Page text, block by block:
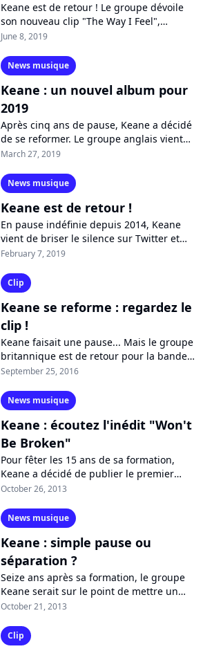
Keane est de retour ! Le groupe dévoile
son nouveau clip "The Way I Feel",
annonciateur d'un nouvel album "Cause
septembre....
June 8, 2019
News musique
Keane : un nouvel album pour
2019
Après cinq ans de pause, Keane a décidé
de se reformer. Le groupe anglais vient
de confirmer la sortie d'un nouvel album,
March 27, 2019
News musique
Keane est de retour !
En pause indéfinie depuis 2014, Keane
vient de briser le silence sur Twitter et
annonce son retour en studio. Le groupe
February 7, 2019
Clip
Keane se reforme : regardez le
clip !
Keane faisait une pause... Mais le groupe
britannique est de retour pour la bande
originale du film "Quelques minutes
September 25, 2016
News musique
Keane : écoutez l'inédit "Won't
Be Broken"
Pour fêter les 15 ans de sa formation,
Keane a décidé de publier le premier
best-of de sa carrière. Après le single
dévoile...
October 26, 2013
News musique
Keane : simple pause ou
séparation ?
Seize ans après sa formation, le groupe
Keane serait sur le point de mettre un
terme à sa carrière. C'est ce qu'a révélé le
October 21, 2013
Clip